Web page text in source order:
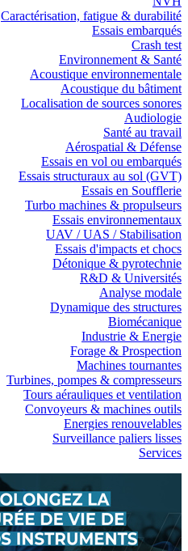
Caractérisation, fatigue & durabilité
Essais embarqués
Crash test
Environnement & Santé
Acoustique environnementale
Acoustique du bâtiment
Localisation de sources sonores
Audiologie
Santé au travail
Aérospatial & Défense
Essais en vol ou embarqués
Essais structuraux au sol (GVT)
Essais en Soufflerie
Turbo machines & propulseurs
Essais environnementaux
UAV / UAS / Stabilisation
Essais d'impacts et chocs
Détonique & pyrotechnie
R&D & Universités
Analyse modale
Dynamique des structures
Biomécanique
Industrie & Energie
Forage & Prospection
Machines tournantes
Turbines, pompes & compresseurs
Tours aérauliques et ventilation
Convoyeurs & machines outils
Energies renouvelables
Surveillance paliers lisses
Services